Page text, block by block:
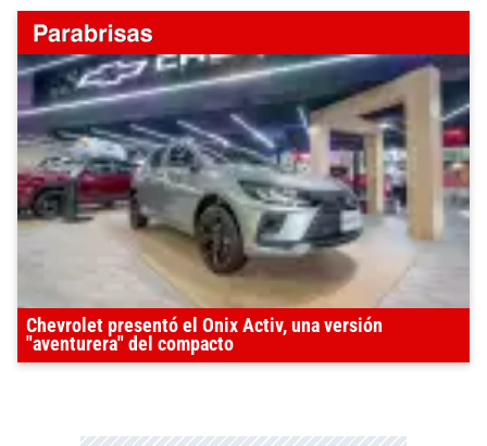
Chevrolet presentó el Onix Activ, una versión
"aventurera" del compacto